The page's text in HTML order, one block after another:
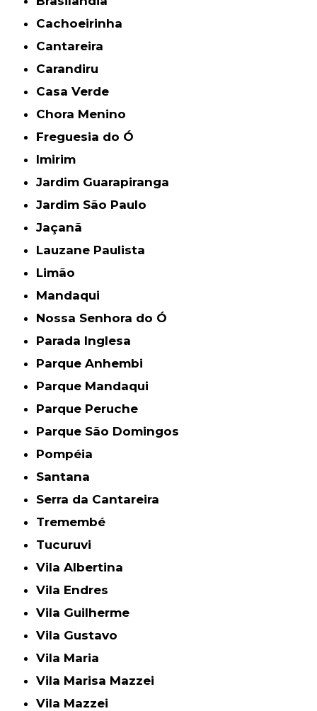
Cachoeirinha
Cantareira
Carandiru
Casa Verde
Chora Menino
Freguesia do Ó
Imirim
Jardim Guarapiranga
Jardim São Paulo
Jaçanã
Lauzane Paulista
Limão
Mandaqui
Nossa Senhora do Ó
Parada Inglesa
Parque Anhembi
Parque Mandaqui
Parque Peruche
Parque São Domingos
Pompéia
Santana
Serra da Cantareira
Tremembé
Tucuruvi
Vila Albertina
Vila Endres
Vila Guilherme
Vila Gustavo
Vila Maria
Vila Marisa Mazzei
Vila Mazzei